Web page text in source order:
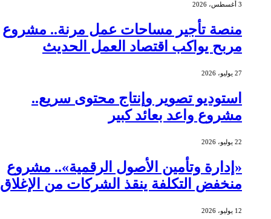
3 أغسطس، 2026
منصة تأجير مساحات عمل مرنة.. مشروع
مربح يواكب اقتصاد العمل الحديث
27 يوليو، 2026
استوديو تصوير وإنتاج محتوى سريع..
مشروع واعد بعائد كبير
22 يوليو، 2026
«إدارة وتأمين الأصول الرقمية».. مشروع
منخفض التكلفة ينقذ الشركات من الإغلاق
12 يوليو، 2026